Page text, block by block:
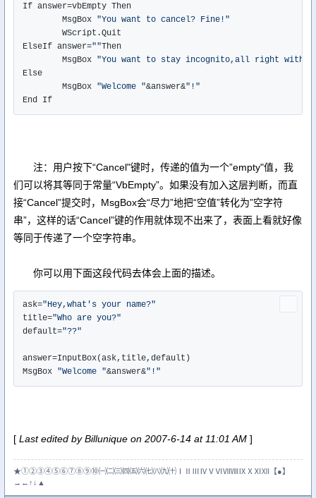
If answer=vbEmpty Then
	MsgBox
"You want to cancel? Fine!"
ElseIf answer=""Then
	MsgBox
"You want to stay incognito,all right with
Else
	MsgBox
"Welcome "&answer&"!"
End If
注：用户按下“Cancel"键时，传递的值为一个”empty"值，我
们可以将其等同于常量“VbEmpty”。如果没有加入这层判断，而直
接“Cancel”提交时，MsgBox会“尽力”地把“空值”转化为”空字符
串”，这样的话“Cancel”键的作用就体现不出来了，表面上看就好像
等同于传递了一个空字符串。
你可以用下面这段代码去体会上面的描述。
ask="Hey,what's your name?"
title="Who are you?"
default="??"
answer=InputBox(ask,title,default)
MsgBox "Welcome "&answer&"!"
[ Last edited by Billunique on 2007-6-14 at 11:01 AM ]
★①②③④⑤⑥⑦⑧⑨⑩㈠㈡㈢㈣㈤㈥㈦㈧㈨㈩ⅠⅡⅢⅣⅤⅥⅦⅧⅨⅩⅪⅫ【●】
→←↑↓▲